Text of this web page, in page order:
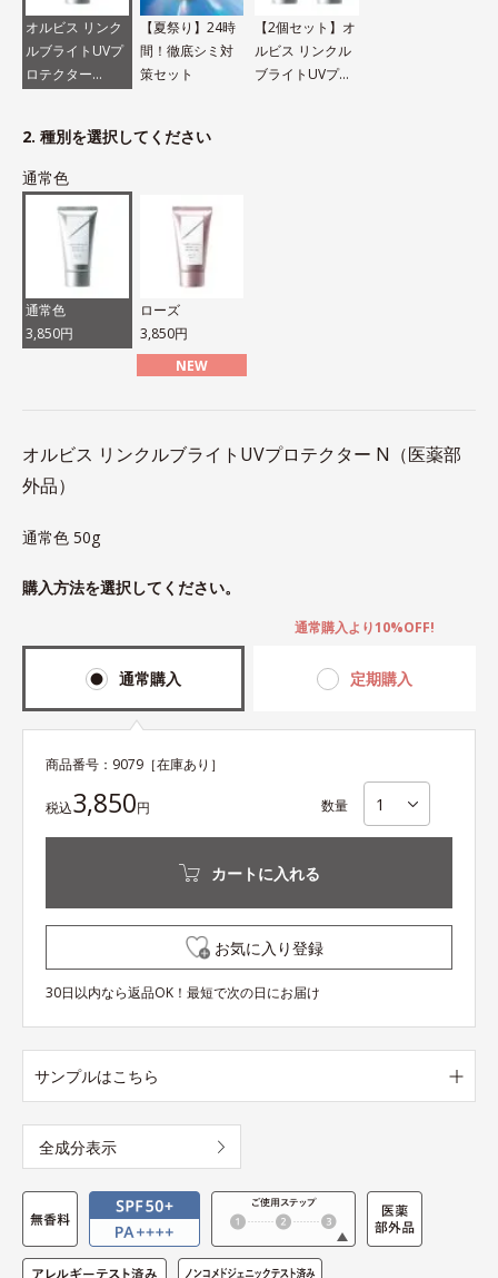
オルビス リンク
ルブライトUVプ
ロテクター
【夏祭り】24時
間！徹底シミ対
策セット
【2個セット】オ
ルビス リンクル
ブライトUVプロ
2. 種別を選択してください
通常色
通常色
3,850円
ローズ
3,850円
NEW
オルビス リンクルブライトUVプロテクター N（医薬部
外品）
通常色 50g
購入方法を選択してください。
通常購入 定期購入
通常購入より10%OFF!
商品番号： 9079 ［在庫あり］
税込3,850円 数量
カートに入れる
お気に入り登録
30日以内なら返品OK！最短で次の日にお届け
サンプルはこちら
全成分表示